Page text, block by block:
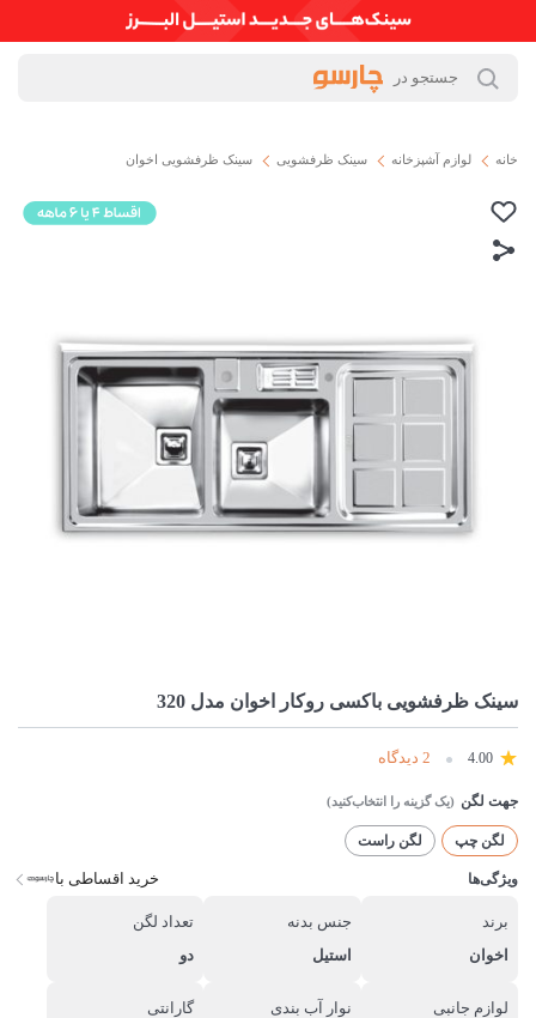
خانه لوازم آشپزخانه سینک ظرفشویی سینک ظرفشویی اخوان
سینک ظرفشویی باکسی روکار اخوان مدل 320
4.00 2 دیدگاه
جهت لگن
لگن چپ لگن راست
ویژگی‌ها خرید اقساطی با
برند
اخوان
جنس بدنه
استیل
تعداد لگن
دو
لوازم جانبی
نوار آب بندی
گارانتی